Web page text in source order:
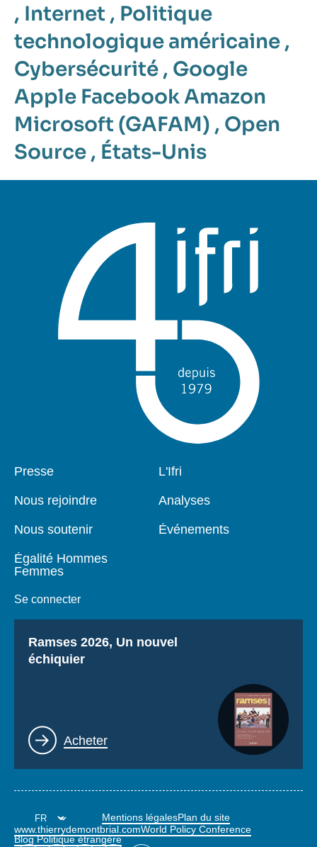
, Internet , Politique
technologique américaine ,
Cybersécurité , Google
Apple Facebook Amazon
Microsoft (GAFAM) , Open
Source , États-Unis
Pied
Presse
Nous rejoindre
Nous soutenir
Égalité Hommes
Femmes
Se connecter
Navigation
L'Ifri
Analyses
Événements
Titre
Ramses 2026, Un nouvel
échiquier
Lien
Acheter
Mentions légalesPlan du site
www.thierrydemontbrial.comWorld Policy Conference
Blog Politique étrangère